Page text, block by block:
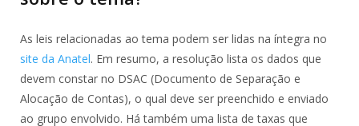
As leis relacionadas ao tema podem ser lidas na íntegra no
site da Anatel. Em resumo, a resolução lista os dados que
devem constar no DSAC (Documento de Separação e
Alocação de Contas), o qual deve ser preenchido e enviado
ao grupo envolvido. Há também uma lista de taxas que